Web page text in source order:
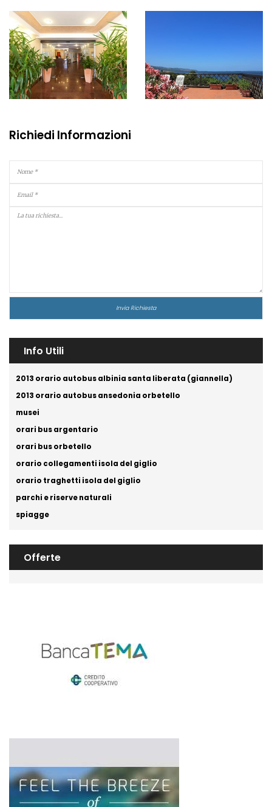
Richiedi Informazioni
Info Utili
2013 orario autobus albinia santa liberata (giannella)
2013 orario autobus ansedonia orbetello
musei
orari bus argentario
orari bus orbetello
orario collegamenti isola del giglio
orario traghetti isola del giglio
parchi e riserve naturali
spiagge
Offerte